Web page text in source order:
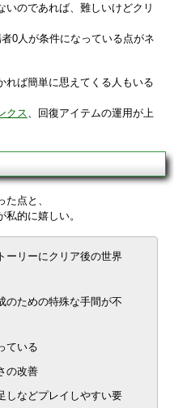
のであれば、難しいけどクリ
0人が条件になっている点がネ
れば簡単に思えてくる人もいる
クス
、回復アイテムの運用が上
点と、
的に嬉しい。
ーリーにクリア後の世界
のための特殊な手間が不
ている
の改善
しなどプレイしやすい要